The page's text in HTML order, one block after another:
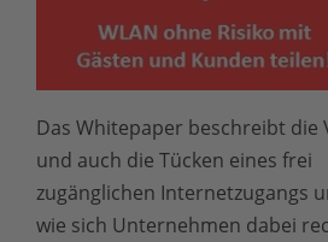
Das Whitepaper beschreibt die
und auch die Tücken eines frei
zugänglichen Internetzugangs
wie sich Unternehmen dabei